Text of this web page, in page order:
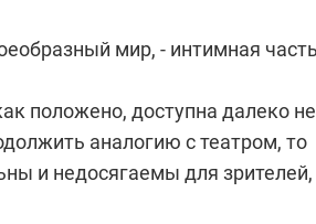
мир, - интимная
положено, доступна далеко не
аналогию с театром, то
и недосягаемы для зрителей,